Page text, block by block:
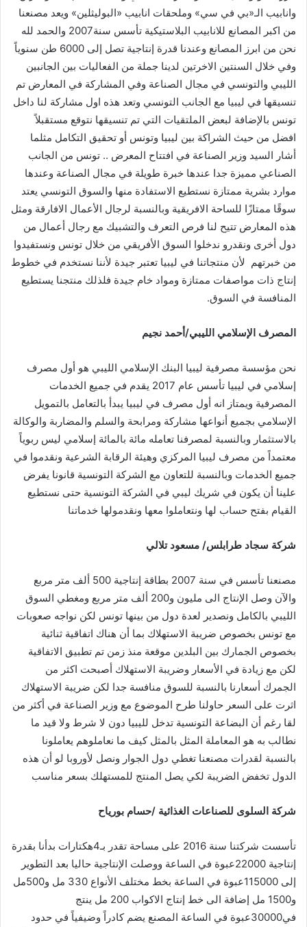
وانابيب الـ«بي في سي» وملحقات انابيب «البوليثلين» ويعد مصنعنا
من اكبر المصانع للانابيب البلاستيكية تأسس سنة2007 والحمد لله
نحن من ابرز المصانع وعندنا قدرة إنتاجية تصل إلى 6000 طن سنوياً
وفي خلال السنتين الاخرتين لدينا جملة من الفعاليات بين الجانبين
الليبي والتونسي في مجال الصناعة وفي المشاركة في المعارض تم
تنسيقها في ليبيا مع الجانب التونسي وتعد هذه اول مشاركة لنا داخل
تونس بالإضافة لبعض الملتقيات التي تم تنسيقها نتوقع مستقبلاً
افضل من حيث الشراكة بين ليبيا وتونس أو تحقيق التكامل مثلما
أشار السيد وزير الصناعة في افتتاح المعرض .. تونس من الجانب
الصناعي مميزة جدا عندها خبرة طويلة في مجال الصناعة وعندها
موارد بشرية ممتازة نستطيع الاستفادة منها والسوق التونسي يعتد
سوقًا ممتازًا للساحة الافريقية وبالنسبة لرجال الأعمال الافارقة ومثل
هذه المعارض تتيح لنا فرص التعرف والتشبيك مع رجال أعمال من
دول أخرى ونقدرو ندخلوا السوق الأفريقي من خلال تونس ونستفيدوا
من خبرتهم لأن منتجاتنا في ليبيا تعتبر جيدة لأننا نستخدم في خطوط
إنتاج ذات مواصفات ممتازة ومواد خام جيدة فلذلك منتجنا يستطيع
المنافسة في السوق.
المصرف الإسلامي الليبي/أحمد نجيم
نحن مؤسسة مصرفية ليبيا البنك الإسلامي الليبي هو أول مصرف
إسلامي في ليبيا تأسس عام 2017 يقدم في جميع الخدمات
المصرفية ويمتاز انه أول مصرف في ليبيا يبدأ بالتعامل بالتمويل
الإسلامي بجميع أنواعها مشاركة ومرابحة والسلم والمضاربة والوكالة
بالاستثمار وبالنسبة لمصرفنا تعامله مائة بالمائة إسلامي ليس ربوياً
معتمداً من مصرف ليبيا المركزي وهيئة الرقابة الشرعية ونقدموا في
جميع الخدمات وبالنسبة للتعاون مع الشركة التونسية قانونا يفرض
علينا أن يكون في شريك ليبي في الشركة التونسية حتى نستطيع
القيام بفتح حساب لها ونتعاملوا معها ونقدمولها خدماتنا
شركة سجاد طرابلس/ مسعود تلالي
مصنعنا تأسس في سنة 2007 بطاقة إنتاجية 500 ألف متر مربع
والآن وصل الإنتاج الى مليون و200 ألف متر مربع ومغطي السوق
الليبي بالكامل ونصدير لعدة دول من بينها تونس لكن نواجه صعوبات
مع تونس بخصوص ضريبة الاستهلاك بما أن هناك اتفاقية ثنائية
بخصوص الجمارك بين البلدين موقعة منذ زمن تم تطبيق الاتفاقية
لكن مع زيادة في الأسعار وضريبة الاستهلاك أصبحت اكثر من
الجمرك أسعارنا بالنسبة للسوق منافسة جدا لكن ضريبة الاستهلاك
اثرت على السعر حاولنا طرح الموضوع مع وزير الصناعة في أكثر من
لقا رغم أن البضاعة التونسية تدخل لليبيا دون لا شرط ولا قيد ما
نطالب به هو المعاملة المثل بالمثل كيف ما نعاملوهم يعاملونا
بالنسبة لقدرات مصنعنا تغطي دول الجوار ونصل لأوروبا لو أن هذه
الدول تخفض الضريبة لكي يصل المنتج للمستهلك بسعر مناسب
شركة السلوى للصناعات الغذائية /حسام بورياح
تأسست شركتنا سنة 2016 على مساحة تقدر بـ4هكتارات بدأنا بقدرة
إنتاجية 22000عبوة في الساعة ووصلت الإنتاجية حاليا بعد التطوير
إلى 115000عبوة في الساعة بخط مختلف الأنواع 330 مل و500مل
و1500 مل إضافة الى خط إنتاج الاكواب 200 مل ينتج
في30000عبوة في الساعة المصنع يضم كادراً وضيفياً في حدود